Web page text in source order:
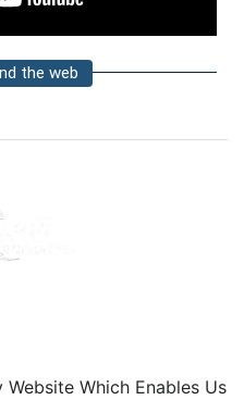
the web
Website Which Enables Us